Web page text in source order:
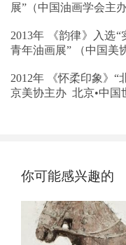
展”（中国油画学会主
2013年 《韵律》入选
青年油画展” （中国美
2012年 《怀柔印象》“
京美协主办 北京•中国
你可能感兴趣的